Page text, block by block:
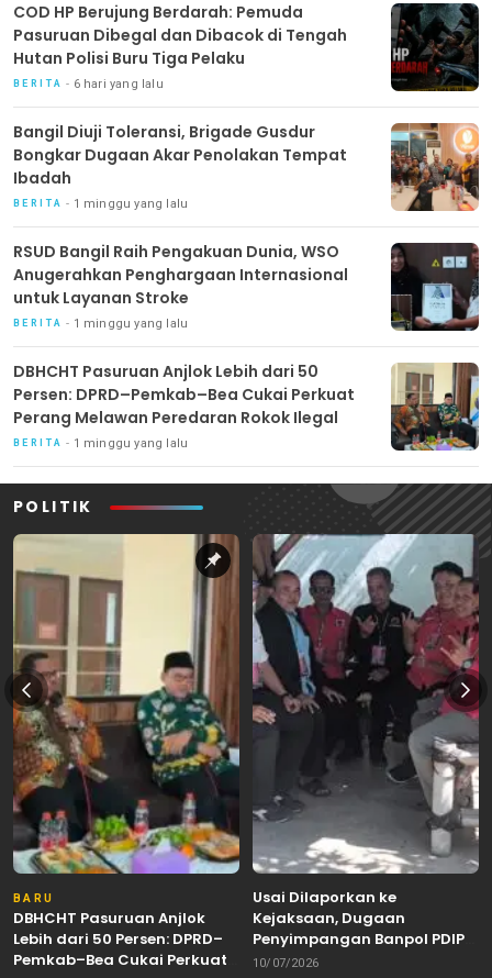
COD HP Berujung Berdarah: Pemuda
Pasuruan Dibegal dan Dibacok di Tengah
Hutan Polisi Buru Tiga Pelaku
BERITA 6 hari yang lalu
Bangil Diuji Toleransi, Brigade Gusdur
Bongkar Dugaan Akar Penolakan Tempat
Ibadah
BERITA 1 minggu yang lalu
RSUD Bangil Raih Pengakuan Dunia, WSO
Anugerahkan Penghargaan Internasional
untuk Layanan Stroke
BERITA 1 minggu yang lalu
DBHCHT Pasuruan Anjlok Lebih dari 50
Persen: DPRD–Pemkab–Bea Cukai Perkuat
Perang Melawan Peredaran Rokok Ilegal
BERITA 1 minggu yang lalu
POLITIK
BARU
DBHCHT Pasuruan Anjlok
Lebih dari 50 Persen: DPRD–
Pemkab–Bea Cukai Perkuat
Usai Dilaporkan ke
Kejaksaan, Dugaan
Penyimpangan Banpol PDIP
Pasuruan Dinyatakan
10/07/2026